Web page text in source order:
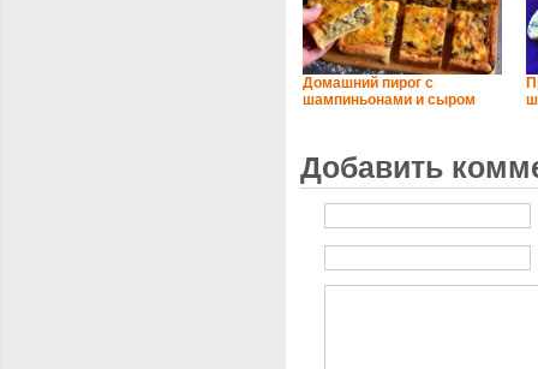
Домашний пирог с
шампиньонами и сыром
Добавить